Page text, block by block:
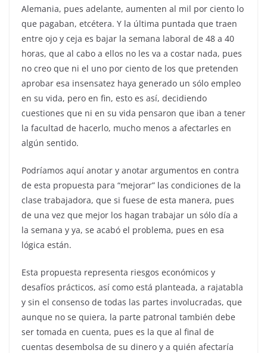
Alemania, pues adelante, aumenten al mil por ciento lo
que pagaban, etcétera. Y la última puntada que traen
entre ojo y ceja es bajar la semana laboral de 48 a 40
horas, que al cabo a ellos no les va a costar nada, pues
no creo que ni el uno por ciento de los que pretenden
aprobar esa insensatez haya generado un sólo empleo
en su vida, pero en fin, esto es así, decidiendo
cuestiones que ni en su vida pensaron que iban a tener
la facultad de hacerlo, mucho menos a afectarles en
algún sentido.
Podríamos aquí anotar y anotar argumentos en contra
de esta propuesta para “mejorar” las condiciones de la
clase trabajadora, que si fuese de esta manera, pues
de una vez que mejor los hagan trabajar un sólo día a
la semana y ya, se acabó el problema, pues en esa
lógica están.
Esta propuesta representa riesgos económicos y
desafíos prácticos, así como está planteada, a rajatabla
y sin el consenso de todas las partes involucradas, que
aunque no se quiera, la parte patronal también debe
ser tomada en cuenta, pues es la que al final de
cuentas desembolsa de su dinero y a quién afectaría